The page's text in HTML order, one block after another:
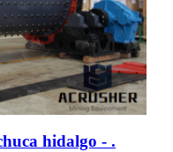
hidalgo - .